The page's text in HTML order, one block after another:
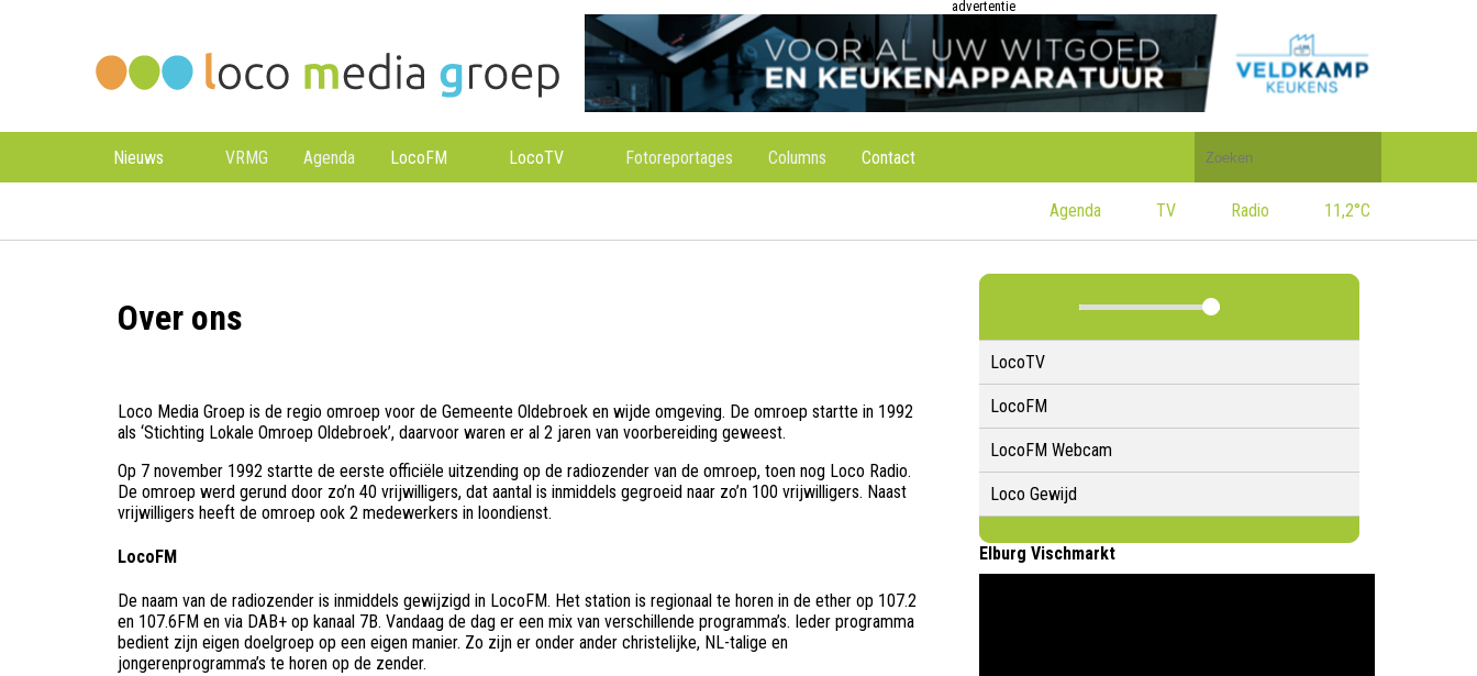
advertentie
Nieuws VRMG Agenda LocoFM LocoTV Fotoreportages Columns Contact
de
website
Agenda
TV Radio 11,2°C
Over ons
Loco Media Groep is de regio omroep voor de Gemeente Oldebroek en wijde omgeving. De omroep startte in 1992
als ‘Stichting Lokale Omroep Oldebroek’, daarvoor waren er al 2 jaren van voorbereiding geweest.
Op 7 november 1992 startte de eerste officiële uitzending op de radiozender van de omroep, toen nog Loco Radio.
De omroep werd gerund door zo’n 40 vrijwilligers, dat aantal is inmiddels gegroeid naar zo’n 100 vrijwilligers. Naast
vrijwilligers heeft de omroep ook 2 medewerkers in loondienst.
LocoFM
De naam van de radiozender is inmiddels gewijzigd in LocoFM. Het station is regionaal te horen in de ether op 107.2
en 107.6FM en via DAB+ op kanaal 7B. Vandaag de dag er een mix van verschillende programma’s. Ieder programma
bedient zijn eigen doelgroep op een eigen manier. Zo zijn er onder ander christelijke, NL-talige en
jongerenprogramma’s te horen op de zender.
LocoTV
LocoFM
LocoFM Webcam
Loco Gewijd
Elburg Vischmarkt